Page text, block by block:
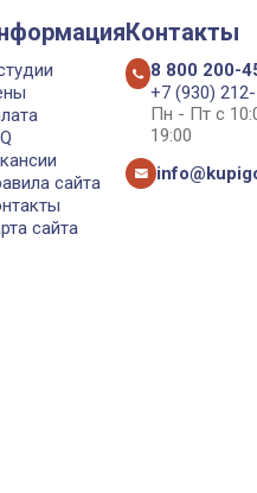
сайта
сайта
Контакты
8 800 200-
+7 (930)
Пн - Пт с
19:00